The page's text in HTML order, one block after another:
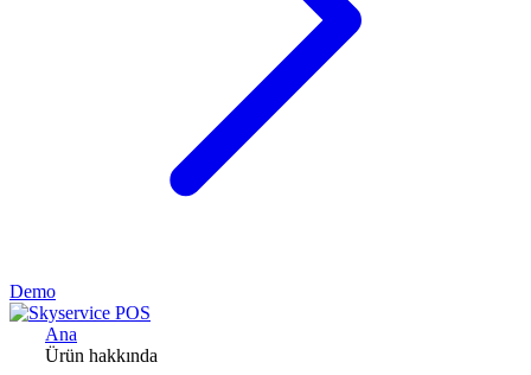
Demo
Ana
Ürün hakkında